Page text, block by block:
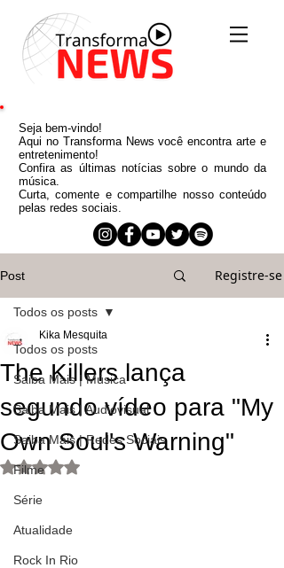
Seja bem-vindo!
Aqui no Transforma News você encontra arte e
entretenimento!
Confira as últimas notícias sobre o mundo da
música.
Curta, comente e compartilhe nosso conteúdo
pelas redes sociais.
Post Registre-se
Todos os posts
Saiba Mais | Música
Saiba Mais | Audiovisual
Saiba Mais | Redes Sociais
Filme
Série
Atualidade
Rock In Rio
Todos os posts
The Killers lança
segundo vídeo para "My
Own Soul's Warning"
Kika Mesquita
Avaliado com NaN de 5 estrelas.